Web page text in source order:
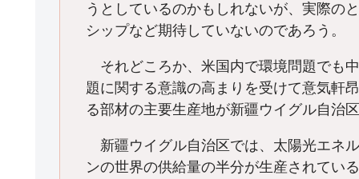
うとしているのかもしれないが、実際の
シップなど期待していないのであろう。
それどころか、米国内で環境問題でも
題に関する意識の高まりを受けて意気軒
る部材の主要生産地が新疆ウイグル自治
新疆ウイグル自治区では、太陽光エネ
ンの世界の供給量の半分が生産されてい